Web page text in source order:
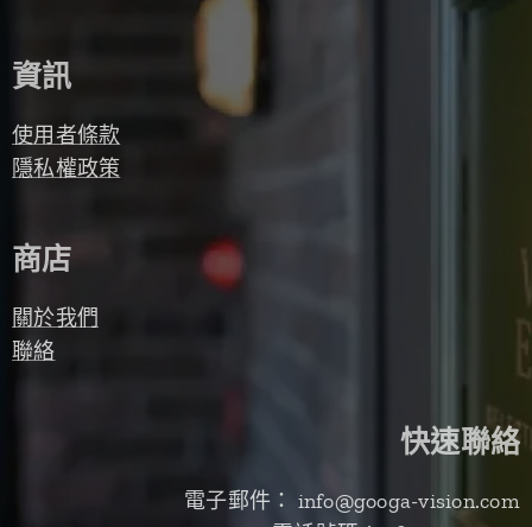
資訊
使用者條款
隱私權政策
商店
關於我們
聯絡
快速聯絡
電子郵件： info@googa-vision.com